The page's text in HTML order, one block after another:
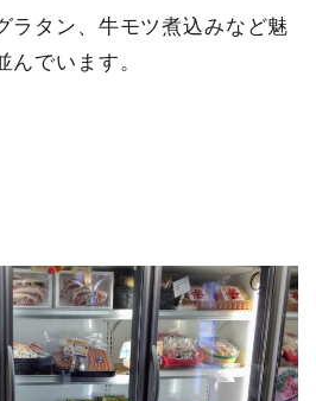
ラタン、牛モツ煮込みなど魅
んでいます。